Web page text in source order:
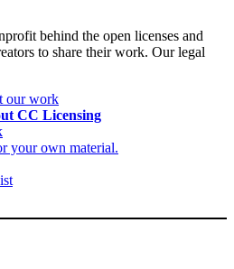
behind the open licenses and
to share their work. Our legal
our work
CC Licensing
your own material.